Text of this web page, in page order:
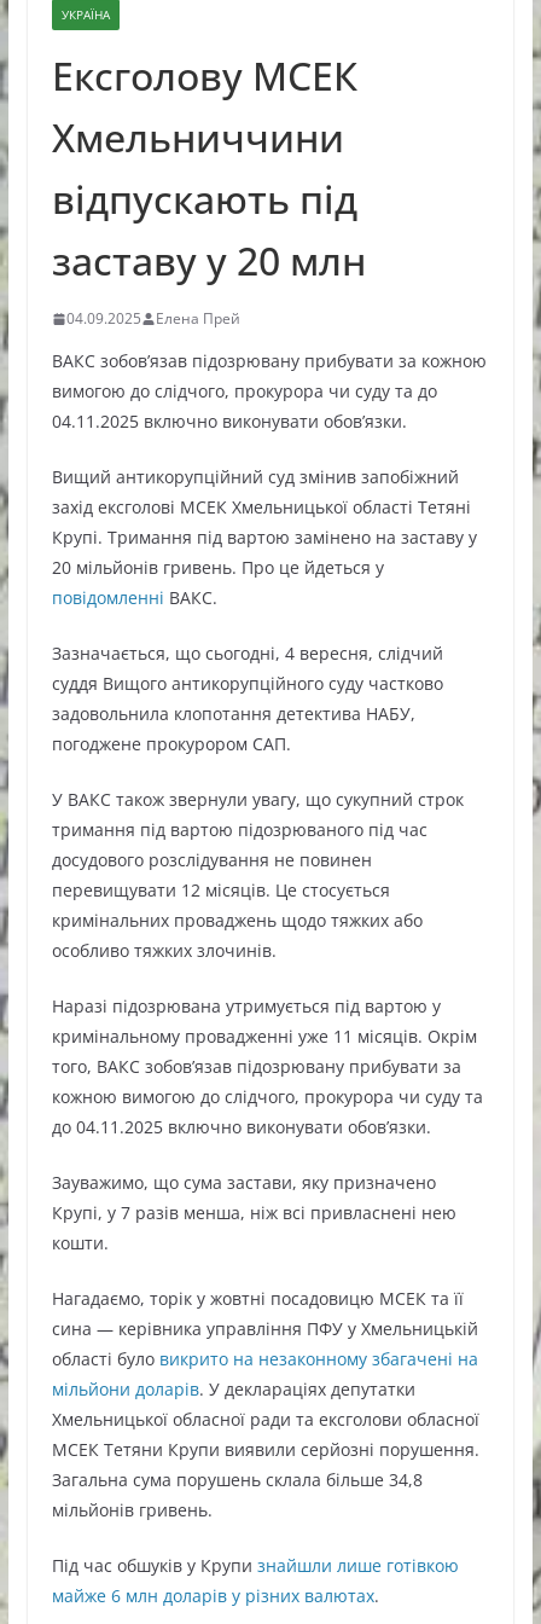
УКРАЇНА
Ексголову МСЕК
Хмельниччини
відпускають під
заставу у 20 млн
04.09.2025 Елена Прей
ВАКС зобов’язав підозрювану прибувати за кожною
вимогою до слідчого, прокурора чи суду та до
04.11.2025 включно виконувати обов’язки.
Вищий антикорупційний суд змінив запобіжний
захід ексголові МСЕК Хмельницької області Тетяні
Крупі. Тримання під вартою замінено на заставу у
20 мільйонів гривень. Про це йдеться у
повідомленні ВАКС.
Зазначається, що сьогодні, 4 вересня, слідчий
суддя Вищого антикорупційного суду частково
задовольнила клопотання детектива НАБУ,
погоджене прокурором САП.
У ВАКС також звернули увагу, що сукупний строк
тримання під вартою підозрюваного під час
досудового розслідування не повинен
перевищувати 12 місяців. Це стосується
кримінальних проваджень щодо тяжких або
особливо тяжких злочинів.
Наразі підозрювана утримується під вартою у
кримінальному провадженні уже 11 місяців. Окрім
того, ВАКС зобов’язав підозрювану прибувати за
кожною вимогою до слідчого, прокурора чи суду та
до 04.11.2025 включно виконувати обов’язки.
Зауважимо, що сума застави, яку призначено
Крупі, у 7 разів менша, ніж всі привласнені нею
кошти.
Нагадаємо, торік у жовтні посадовицю МСЕК та її
сина — керівника управління ПФУ у Хмельницькій
області було викрито на незаконному збагачені на
мільйони доларів. У деклараціях депутатки
Хмельницької обласної ради та ексголови обласної
МСЕК Тетяни Крупи виявили серйозні порушення.
Загальна сума порушень склала більше 34,8
мільйонів гривень.
Під час обшуків у Крупи знайшли лише готівкою
майже 6 млн доларів у різних валютах.